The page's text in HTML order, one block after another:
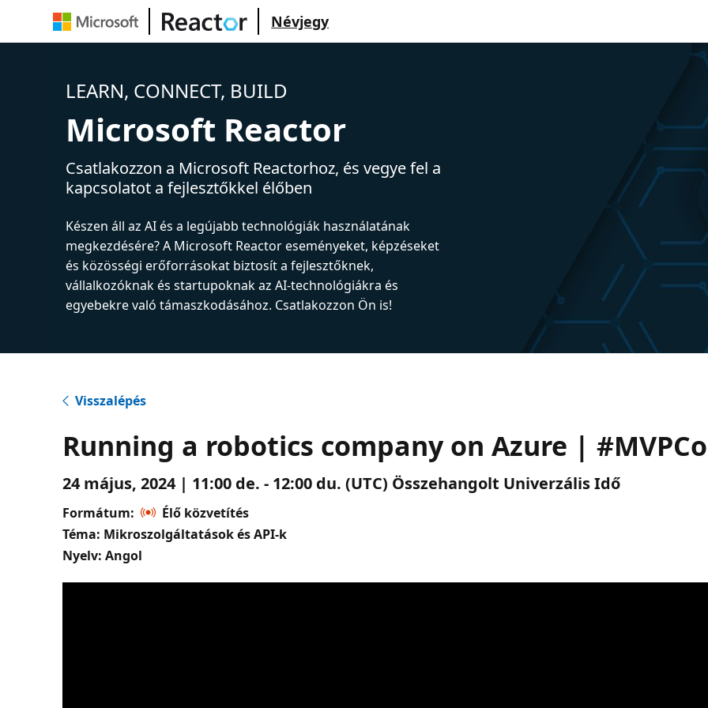
Névjegy
LEARN, CONNECT, BUILD
Microsoft Reactor
Csatlakozzon a Microsoft Reactorhoz, és vegye fel a
kapcsolatot a fejlesztőkkel élőben
Készen áll az AI és a legújabb technológiák használatának
megkezdésére? A Microsoft Reactor eseményeket, képzéseket
és közösségi erőforrásokat biztosít a fejlesztőknek,
vállalkozóknak és startupoknak az AI-technológiákra és
egyebekre való támaszkodásához. Csatlakozzon Ön is!
Visszalépés
Running a robotics company on Azure |
24 május, 2024 | 11:00 de. - 12:00 du. (UTC) Összehangolt Univerzális Idő
Formátum:
Élő közvetítés
Téma: Mikroszolgáltatások és API-k
Nyelv: Angol